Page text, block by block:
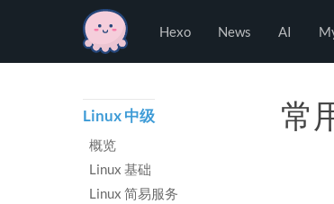
Hexo News AI
常
Linux 中级
概览
Linux 基础
Linux 简易服务